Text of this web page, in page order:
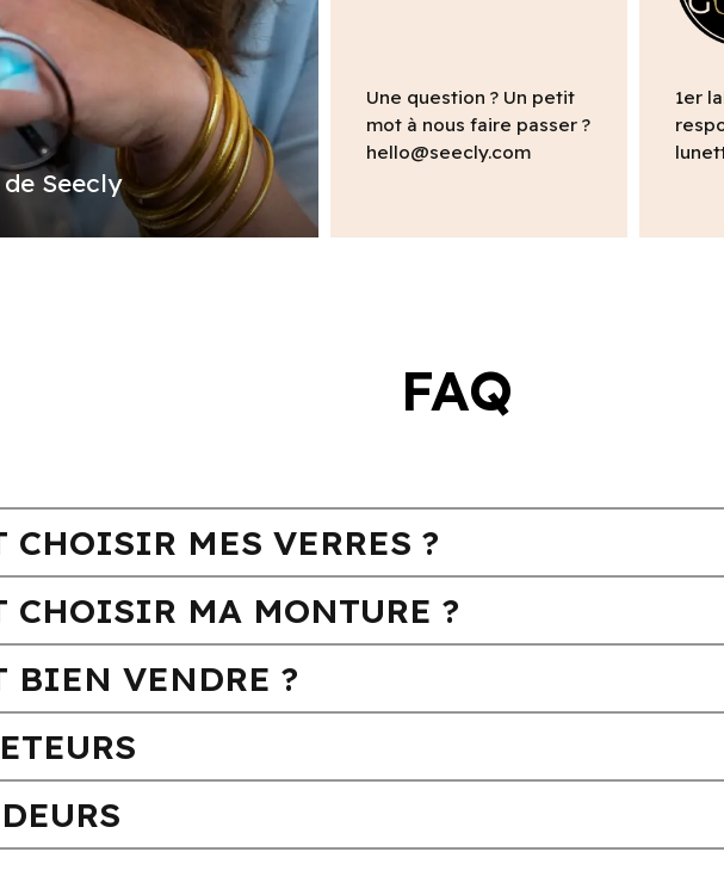
Seecly
Une question ? Un petit
mot à nous faire passer ?
hello@seecly.com
1er
FAQ
CHOISIR MES VERRES ?
CHOISIR MA MONTURE ?
BIEN VENDRE ?